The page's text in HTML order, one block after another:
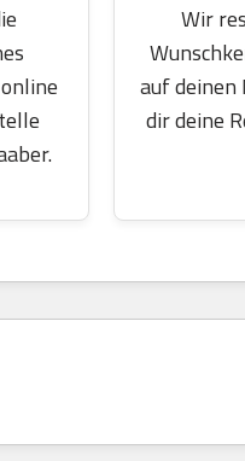
Wir
auf deinen
dir deine